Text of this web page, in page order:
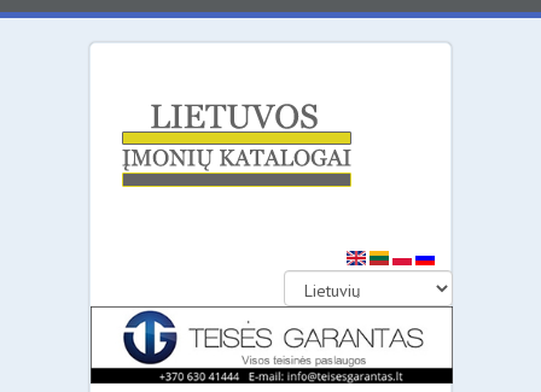
Lietuvos
įmonių
katalogai